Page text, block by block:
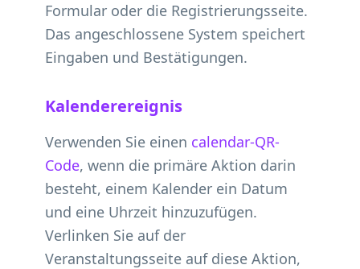
Formular oder die Registrierungsseite.
Das angeschlossene System speichert
Eingaben und Bestätigungen.
Kalenderereignis
Verwenden Sie einen calendar-QR-
Code, wenn die primäre Aktion darin
besteht, einem Kalender ein Datum
und eine Uhrzeit hinzuzufügen.
Verlinken Sie auf der
Veranstaltungsseite auf diese Aktion,